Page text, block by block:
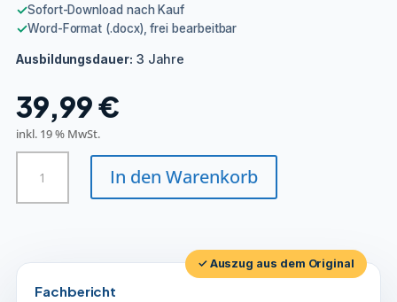
✓Sofort-Download nach Kauf
✓Word-Format (.docx), frei bearbeitbar
Ausbildungsdauer: 3 Jahre
39,99€
inkl. 19 % MwSt.
Menge
In den Warenkorb
✓ Auszug aus dem Original
Fachbericht